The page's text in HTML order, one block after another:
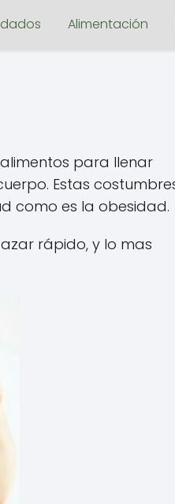
Alimentación
para llenar
Estas
como es la obesidad.
rápido, y lo mas